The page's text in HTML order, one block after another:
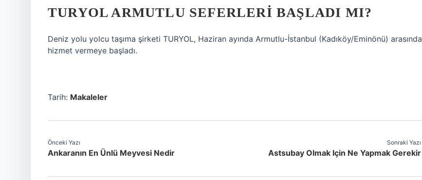
TURYOL ARMUTLU SEFERLERI BAŞLADI MI?
Deniz yolu yolcu taşıma şirketi TURYOL, Haziran ayında Armutlu-İstanbul (Kadıköy/Eminönü) arasında
hizmet vermeye başladı.
Tarih: Makaleler
Önceki Yazı
Ankaranın En Ünlü Meyvesi Nedir
Sonraki Yazı
Astsubay Olmak Için Ne Yapmak Gerekir